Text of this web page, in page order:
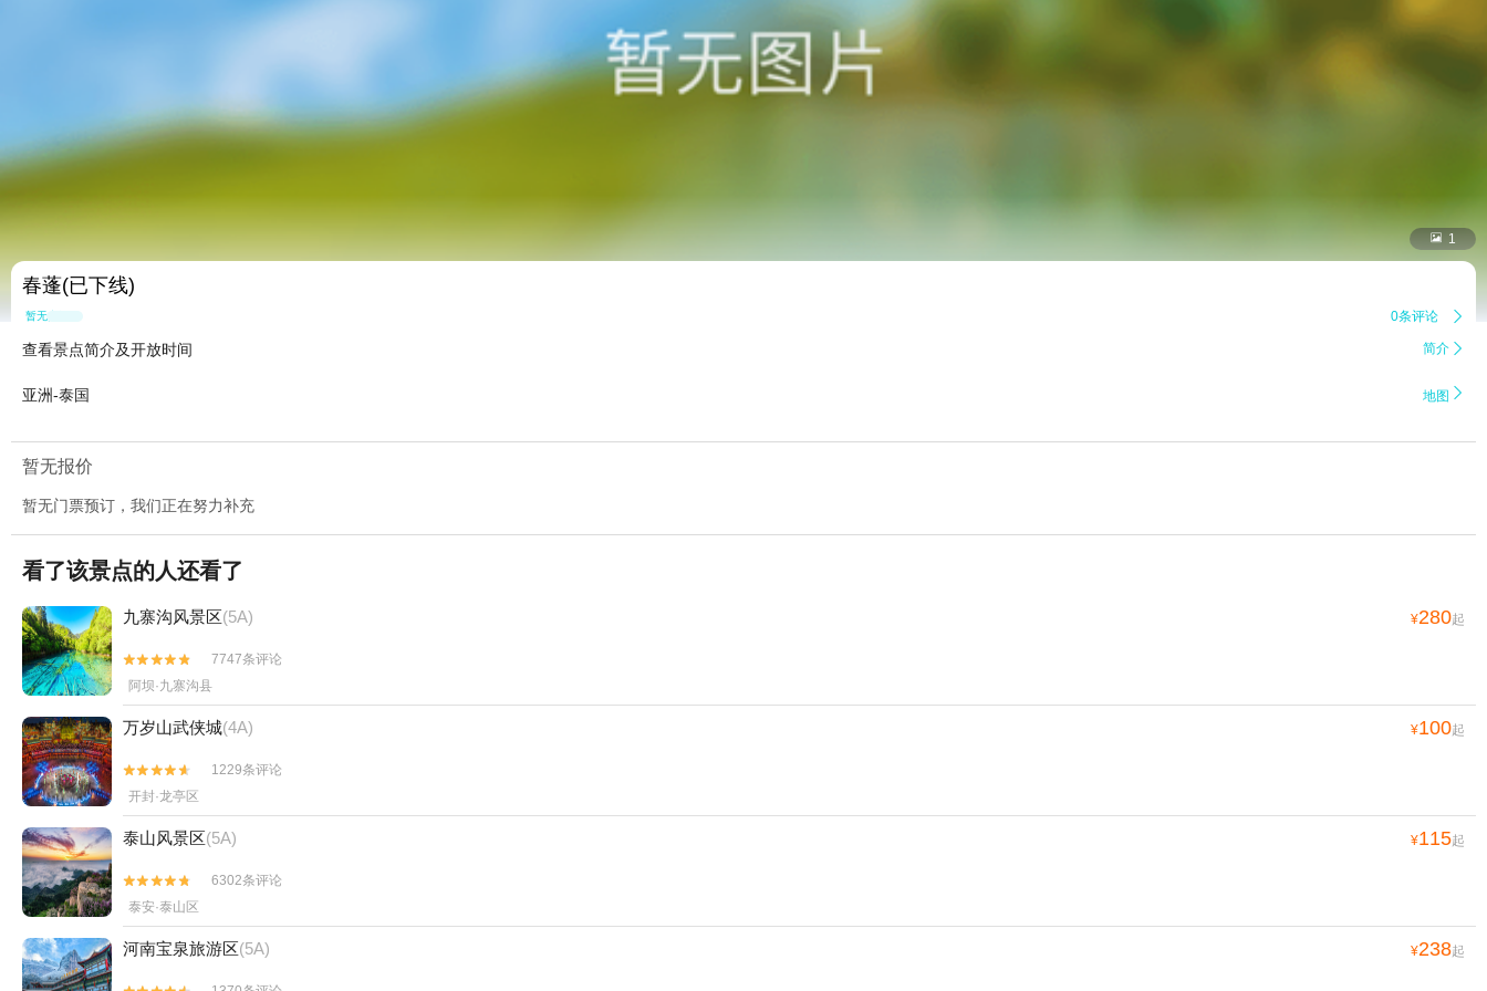
 1
春蓬(已下线)
暂无点评 0条评论 
查看景点简介及开放时间 简介 
亚洲-泰国 地图 
暂无报价
暂无门票预订，我们正在努力补充
看了该景点的人还看了
九寨沟风景区(5A) ¥280起


7747条评论
阿坝·九寨沟县
万岁山武侠城(4A) ¥100起


1229条评论
开封·龙亭区
泰山风景区(5A) ¥115起


6302条评论
泰安·泰山区
河南宝泉旅游区(5A) ¥238起